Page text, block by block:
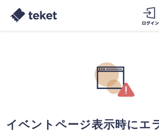
イベントページ表示時にエ